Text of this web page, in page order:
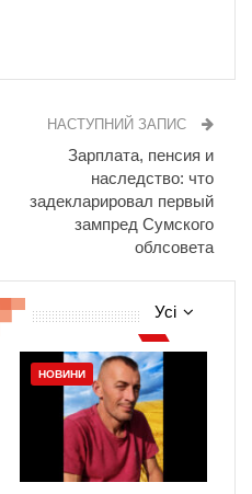
НАСТУПНИЙ ЗАПИС
Зарплата, пенсия и
наследство: что
задекларировал первый
зампред Сумского
облсовета
Усі
НОВИНИ